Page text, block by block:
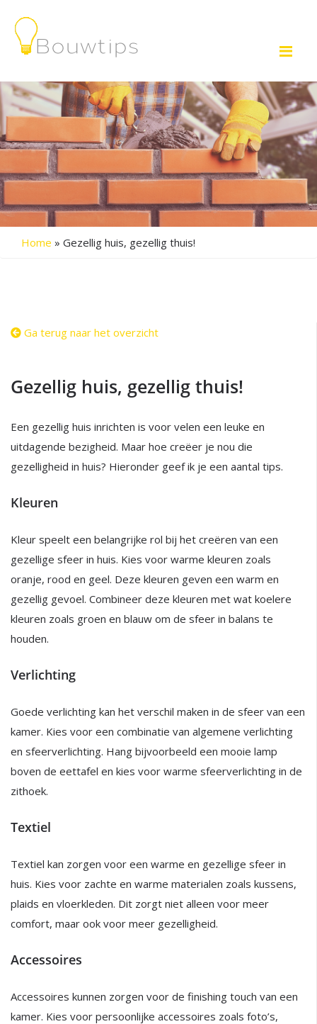
Home » Gezellig huis, gezellig thuis!
Ga terug naar het overzicht
Gezellig huis, gezellig thuis!
Een gezellig huis inrichten is voor velen een leuke en
uitdagende bezigheid. Maar hoe creëer je nou die
gezelligheid in huis? Hieronder geef ik je een aantal tips.
Kleuren
Kleur speelt een belangrijke rol bij het creëren van een
gezellige sfeer in huis. Kies voor warme kleuren zoals
oranje, rood en geel. Deze kleuren geven een warm en
gezellig gevoel. Combineer deze kleuren met wat koelere
kleuren zoals groen en blauw om de sfeer in balans te
houden.
Verlichting
Goede verlichting kan het verschil maken in de sfeer van een
kamer. Kies voor een combinatie van algemene verlichting
en sfeerverlichting. Hang bijvoorbeeld een mooie lamp
boven de eettafel en kies voor warme sfeerverlichting in de
zithoek.
Textiel
Textiel kan zorgen voor een warme en gezellige sfeer in
huis. Kies voor zachte en warme materialen zoals kussens,
plaids en vloerkleden. Dit zorgt niet alleen voor meer
comfort, maar ook voor meer gezelligheid.
Accessoires
Accessoires kunnen zorgen voor de finishing touch van een
kamer. Kies voor persoonlijke accessoires zoals foto’s,